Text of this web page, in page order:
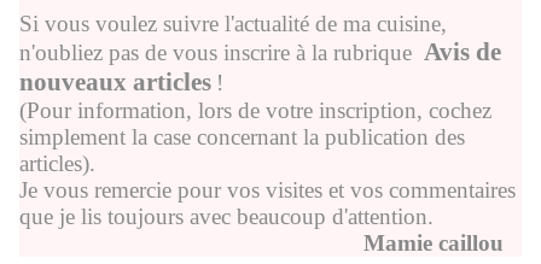
Si vous voulez suivre l'actualité de ma cuisine,
n'oubliez pas de vous inscrire à la rubrique Avis de
nouveaux articles !
(Pour information, lors de votre inscription, cochez
simplement la case concernant la publication des
articles).
Je vous remercie pour vos visites et vos commentaires
que je lis toujours avec beaucoup d'attention.
Mamie caillou